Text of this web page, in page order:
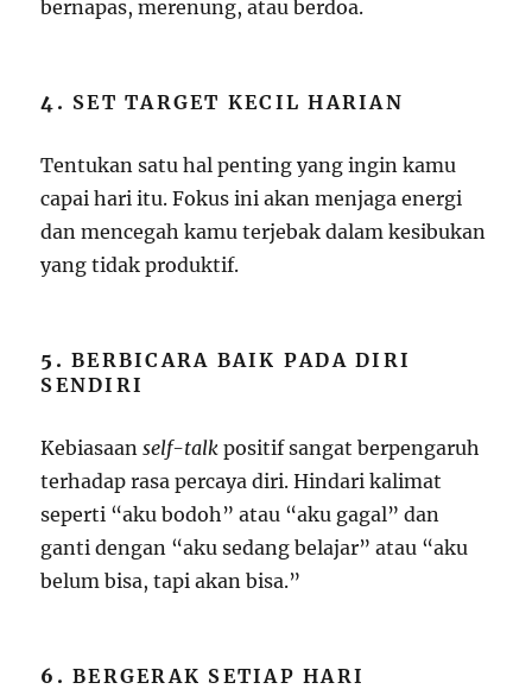
bernapas, merenung, atau berdoa.
4. SET TARGET KECIL HARIAN
Tentukan satu hal penting yang ingin kamu
capai hari itu. Fokus ini akan menjaga energi
dan mencegah kamu terjebak dalam kesibukan
yang tidak produktif.
5.BERBICARA BAIK PADA DIRI
SENDIRI
Kebiasaanself-talk positif sangat berpengaruh
terhadap rasa percaya diri. Hindari kalimat
seperti “aku bodoh” atau “aku gagal” dan
ganti dengan “aku sedang belajar” atau “aku
belum bisa, tapi akan bisa.”
6.BERGERAK SETIAP HARI